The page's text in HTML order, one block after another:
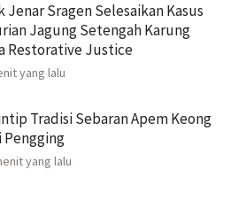
Jenar Sragen Selesaikan Kasus
Jagung Setengah Karung
Restorative Justice
yang lalu
Tradisi Sebaran Apem Keong
Pengging
yang lalu